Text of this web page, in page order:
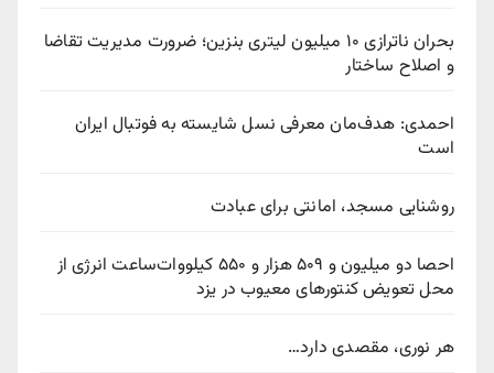
بحران ناترازی ۱۰ میلیون لیتری بنزین؛ ضرورت مدیریت تقاضا
اصلاح ساختار
هدف‌مان معرفی نسل شایسته به فوتبال ایران
مسجد، امانتی برای عبادت
احصا دو میلیون و ۵۰۹ هزار و ۵۵۰ کیلووات‌ساعت انرژی از
تعویض کنتورهای معیوب در یزد
نوری، مقصدی دارد…